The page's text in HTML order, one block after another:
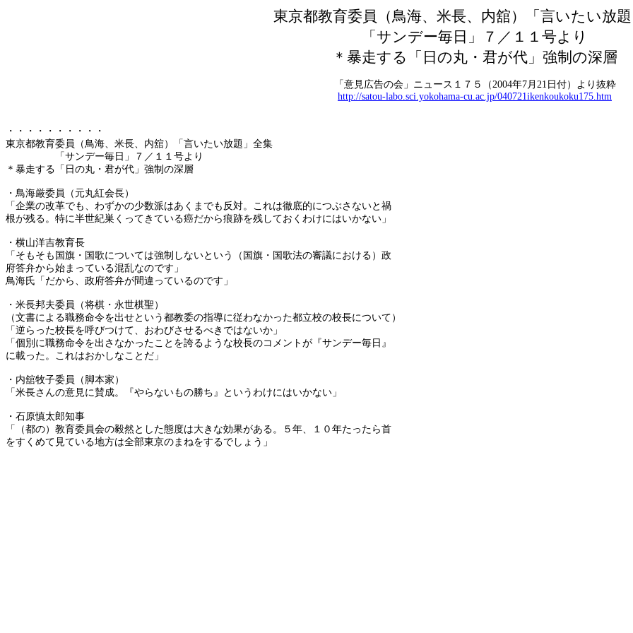
東京都教育委員（鳥海、米長、内舘）「言いたい放
「サンデー毎日」７／１１号より
＊暴走する「日の丸・君が代」強制の深層
「意見広告の会」ニュース１７５（2004年7月 21 日付）より抜粋
http://satou-labo.sci.yokohama-cu.ac.jp/040721ikenkoukoku175.htm
・・・・・・・・・・
東京都教育委員（鳥海、米長、内舘）「言いたい放題」全集
「サンデー毎日」７／１１号より
＊暴走する「日の丸・君が代」強制の深層
・鳥海厳委員（元丸紅会長）
「企業の改革でも、わずかの少数派はあくまでも反対。これは徹底的につぶさないと禍
根が残る。特に半世紀巣くってきている癌だから痕跡を残しておくわけにはいかない」
・横山洋吉教育長
「そもそも国旗・国歌については強制しないという（国旗・国歌法の審議における）政
府答弁から始まっている混乱なのです」
鳥海氏「だから、政府答弁が間違っているのです」
・米長邦夫委員（将棋・永世棋聖）
（文書による職務命令を出せという都教委の指導に従わなかった都立校の校長について）
「逆らった校長を呼びつけて、おわびさせるべきではないか」
「個別に職務命令を出さなかったことを誇るような校長のコメントが『サンデー毎日』
に載った。これはおかしなことだ」
・内舘牧子委員（脚本家）
「米長さんの意見に賛成。『やらないもの勝ち』というわけにはいかない」
・石原慎太郎知事
「（都の）教育委員会の毅然とした態度は大きな効果がある。５年、１０年たったら首
をすくめて見ている地方は全部東京のまねをするでしょう」